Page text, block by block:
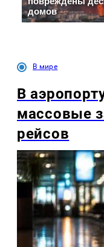
В мире
В
массовые
рейсов